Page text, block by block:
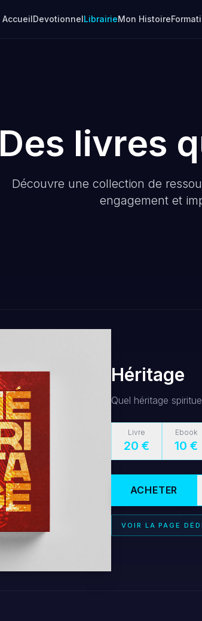
AccueilDevotionnelLibrairieMon Histoire
Des livres
Découvre une collection de
engagement et
Héritage
Quel héritage
Livre
20 €
Ebook
10 €
ACHETER
VOIR LA PAGE